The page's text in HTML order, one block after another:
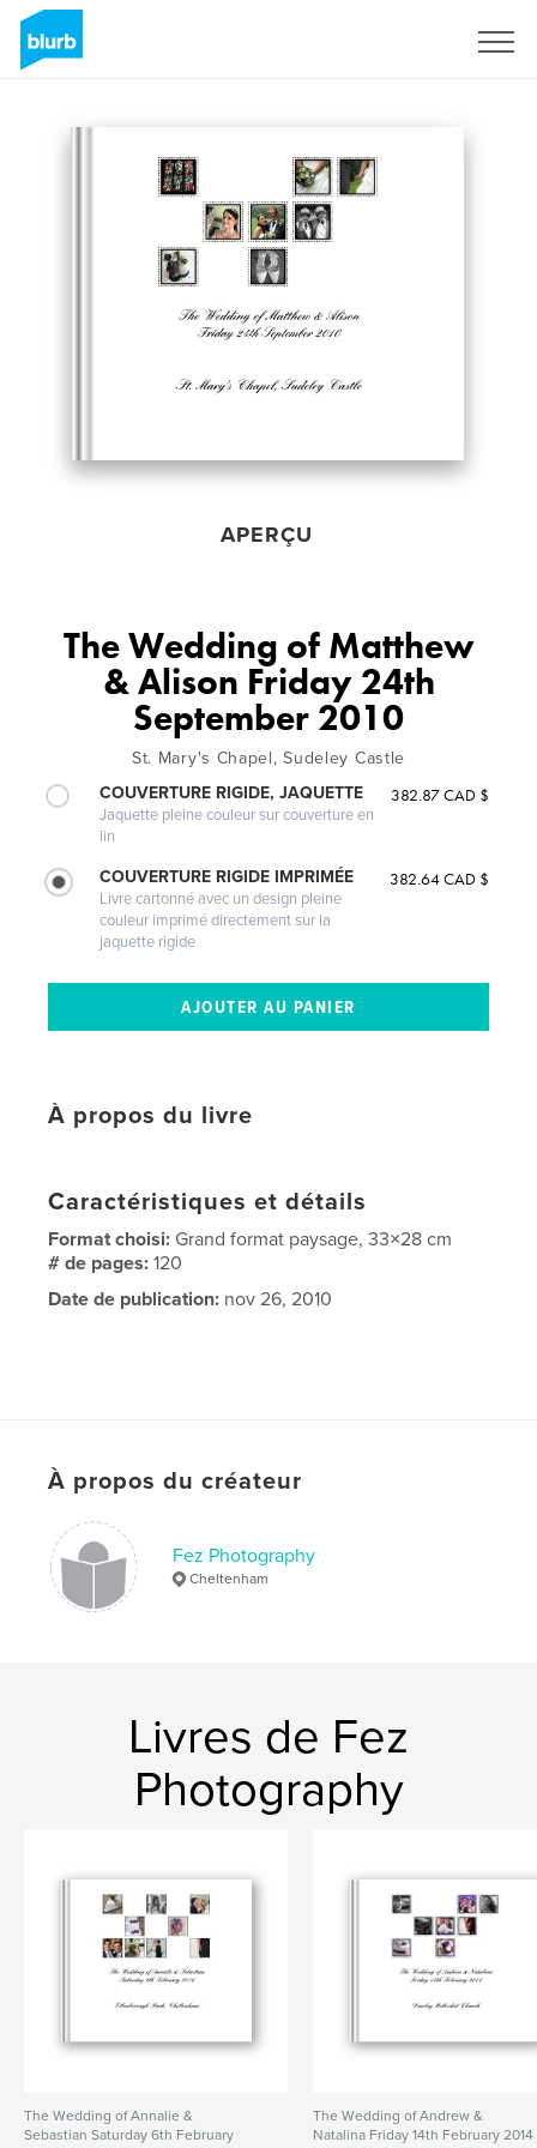
APERÇU
The Wedding of Matthew
& Alison Friday 24th
September 2010
St. Mary's Chapel, Sudeley Castle
COUVERTURE RIGIDE, JAQUETTE
Jaquette pleine couleur sur couverture en
lin
382.87 CAD $
COUVERTURE RIGIDE IMPRIMÉE
Livre cartonné avec un design pleine
couleur imprimé directement sur la
jaquette rigide
382.64 CAD $
À propos du livre
Caractéristiques et détails
Format choisi: Grand format paysage, 33×28 cm
# de pages:120
Date de publication: nov 26, 2010
À propos du créateur
Fez Photography
Cheltenham
Livres de Fez
Photography
The Wedding of Annalie &
Sebastian Saturday 6th February
The Wedding of Andrew &
Natalina Friday 14th February 2014